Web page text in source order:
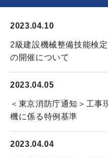
2023.04.10
2級建設機械整備技能検
の開催について
2023.04.05
＜東京消防庁通知＞工事
機に係る特例基準
2023.04.04